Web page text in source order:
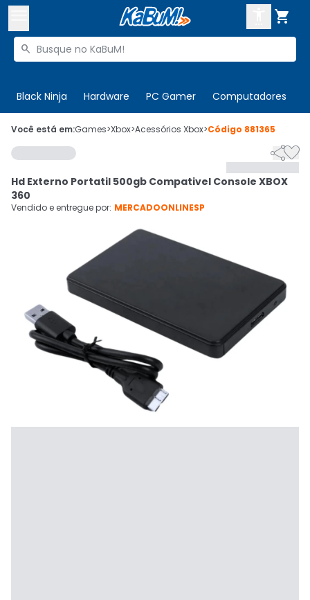

Buscar produtos

Black Ninja Hardware PC Gamer Computadores
 Olá. Acesse sua conta
 Departamentos
 Cupons
Ativar tradutor em libras
CADASTRE-SE
Você está em:Games>Xbox>Acessórios Xbox>Código 881365

Hd Externo Portatil 500gb Compativel Console XBOX
360
Vendido e entregue por: MERCADOONLINESP